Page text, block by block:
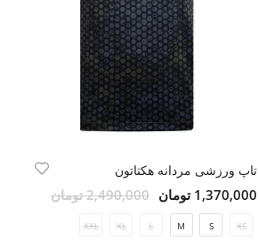
تاپ ورزشی مردانه هکتاتون
1,370,000 تومان 2,490,000 تومان
XS
S
M
L
XL
XXL